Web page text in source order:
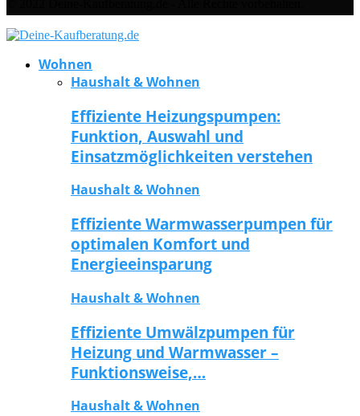
Wohnen
Haushalt & Wohnen
Effiziente Heizungspumpen:
Funktion, Auswahl und
Einsatzmöglichkeiten verstehen
Haushalt & Wohnen
Effiziente Warmwasserpumpen für
optimalen Komfort und
Energieeinsparung
Haushalt & Wohnen
Effiziente Umwälzpumpen für
Heizung und Warmwasser –
Funktionsweise,…
Haushalt & Wohnen